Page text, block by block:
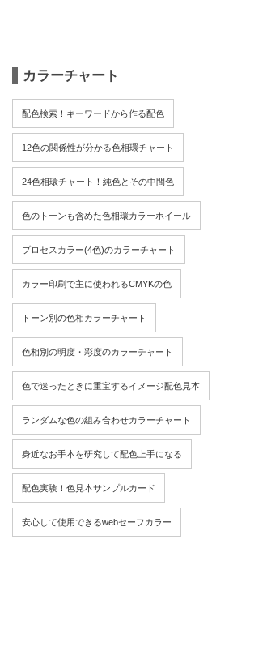
カラーチャート
配色検索！キーワードから作る配色
12色の関係性が分かる色相環チャート
24色相環チャート！純色とその中間色
色のトーンも含めた色相環カラーホイール
プロセスカラー(4色)のカラーチャート
カラー印刷で主に使われるCMYKの色
トーン別の色相カラーチャート
色相別の明度・彩度のカラーチャート
色で迷ったときに重宝するイメージ配色見本
ランダムな色の組み合わせカラーチャート
身近なお手本を研究して配色上手になる
配色実験！色見本サンプルカード
安心して使用できるwebセーフカラー